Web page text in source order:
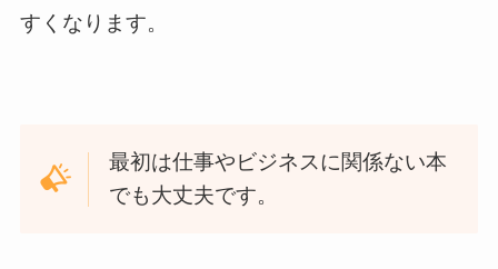
すくなります。
最初は仕事やビジネスに関係ない本
でも大丈夫です。